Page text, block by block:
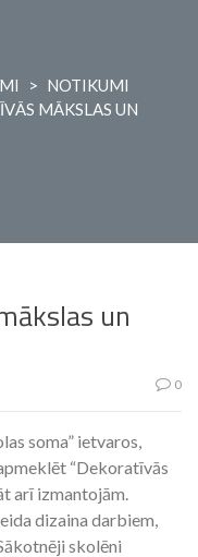
> NOTIKUMI
MĀKSLAS UN
un
0
soma” ietvaros,
“Dekoratīvās
arī izmantojām.
dizaina darbiem,
skolēni